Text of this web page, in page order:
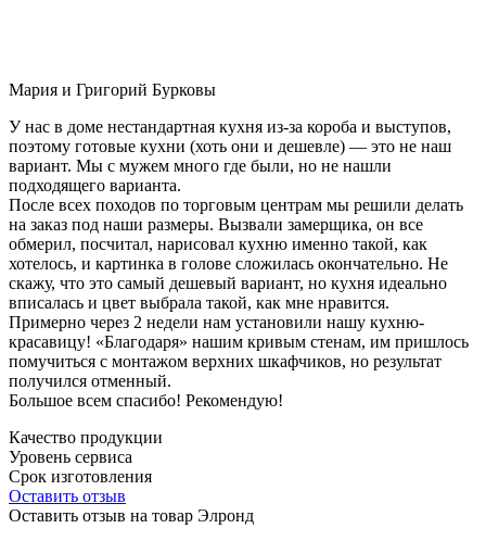
Мария и Григорий Бурковы
У нас в доме нестандартная кухня из-за короба и выступов,
поэтому готовые кухни (хоть они и дешевле) — это не наш
вариант. Мы с мужем много где были, но не нашли
подходящего варианта.
После всех походов по торговым центрам мы решили делать
на заказ под наши размеры. Вызвали замерщика, он все
обмерил, посчитал, нарисовал кухню именно такой, как
хотелось, и картинка в голове сложилась окончательно. Не
скажу, что это самый дешевый вариант, но кухня идеально
вписалась и цвет выбрала такой, как мне нравится.
Примерно через 2 недели нам установили нашу кухню-
красавицу! «Благодаря» нашим кривым стенам, им пришлось
помучиться с монтажом верхних шкафчиков, но результат
получился отменный.
Большое всем спасибо! Рекомендую!
Качество продукции
Уровень сервиса
Срок изготовления
Оставить отзыв
Оставить отзыв на товар Элронд